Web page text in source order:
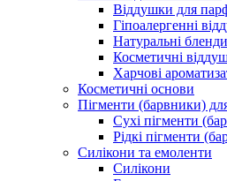
Віддушки для
Гіпоалергенні
Натуральні
Косметичні
Харчові
Косметичні основи
Пігменти (барвники)
Сухі пігменти
Рідкі пігменти
Силікони та емоленти
Силікони